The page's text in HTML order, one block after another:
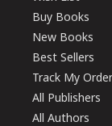
Buy Books
New Books
Best Sellers
Track My Order
All Publishers
All Authors